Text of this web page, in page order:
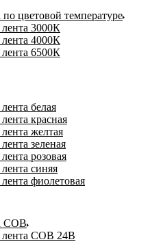
цветовой температуре
3000К
4000К
6500К
белая
красная
желтая
зеленая
розовая
синяя
фиолетовая
COB
COB 24В